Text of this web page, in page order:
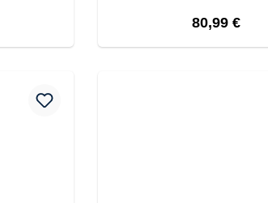
Regulärer
80,99 €